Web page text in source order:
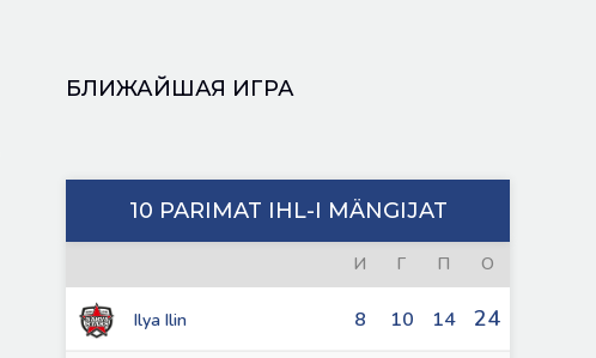
БЛИЖАЙШАЯ ИГРА
10 PARIMAT IHL-I MÄNGIJAT
И Г П О
Ilya Ilin 8 10 14 24